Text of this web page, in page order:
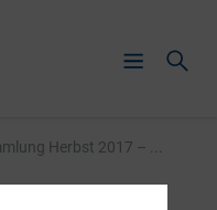
Herbst 2017 – ...